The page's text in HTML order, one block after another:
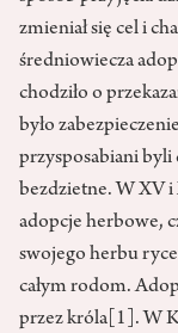
zmieniał się cel i
średniowiecza
chodziło o
było
przysposabiani byli
bezdzietne. W XV i
adopcje herbowe,
swojego herbu
całym rodom.
przez króla [1] . W